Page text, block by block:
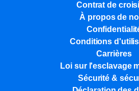
Contrat de
À propos de
Conditions
Carrières
Loi sur l'esclavage
Sécurité &